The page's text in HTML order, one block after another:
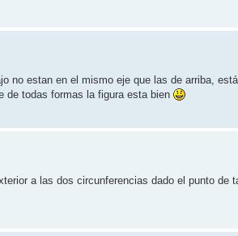
no estan en el mismo eje que las de arriba,
de todas formas la figura esta bien
a las dos circunferencias dado el punto de